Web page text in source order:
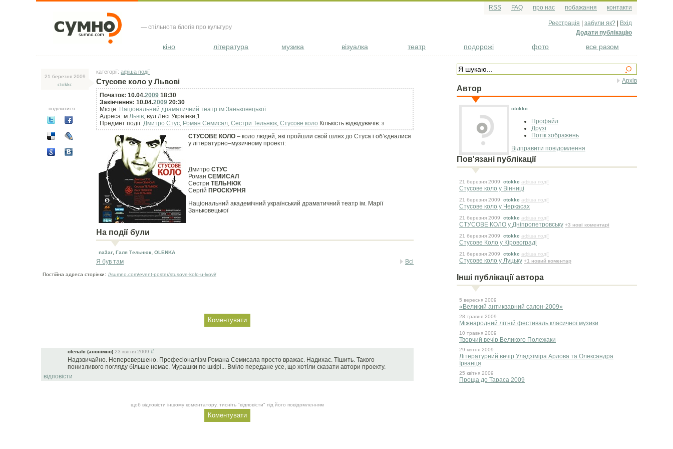
— спільнота блогів про культуру
RSS FAQ про нас побажання контакти
Реєстрація забули як?
Вхід
Додати публікацію
кіно література музика візуалка театр подорожі фото все разом
Архів
Автор
ctokkc
Профайл
Друзі
Потік зображень
Відправити повідомлення
Пов'язані публікації
21 березня 2009 ctokkc афіша події
Стусове коло у Вінниці
21 березня 2009 ctokkc афіша події
Стусове коло у Черкасах
21 березня 2009 ctokkc афіша події
СТУСОВЕ КОЛО у Дніпропетровську +3 нові коментарі
21 березня 2009
ctokkc афіша події
Стусове Коло у Кіровограді
21 березня 2009 ctokkc афіша події
Стусове коло у Луцьку +1 новий коментар
Інші публікації автора
5 вересня 2009
«Великий антикварний салон-2009»
28 травня 2009
Міжнародний літній фестиваль класичної музики
10 травня 2009
Творчий вечір Великого Полежаки
29 квiтня 2009
Літературний вечір Уладзіміра Арлова та Олександра
Ірванця
25 квiтня 2009
Проща до Тараса 2009
21 березня 2009
ctokkc
поділитися:
категорії: афіша події
Стусове коло у Львові
Початок: 10.04.2009 18:30
Закінчення: 10.04.2009 20:30
Місце: Національний драматичний театр ім.Заньковецької
Адреса: м.Львів, вул.Лесі Українки,1
Предмет події: Дмитро Стус, Роман Семисал, Сестри Тельнюк, Стусове коло Кількість відвідувачів: 3
СТУСОВЕ КОЛО – коло людей, які пройшли свой шлях до Стуса і об’єдналися
у літературно–музичному проекті:
Дмитро СТУС
Роман СЕМИСАЛ
Сестри ТЕЛЬНЮК
Сергій ПРОСКУРНЯ
Національний академічний український драматичний театр ім. Марії
Заньковецької
На події були
na3ar, Галя Тельнюк, OLENKA
Всі
Я був там
Постійна адреса сторінки: //sumno.com/event-poster/stusove-kolo-u-lvovi/
olenafc (анонімно) 23 квiтня 2009 #
Надзвичайно. Неперевершено. Професіоналізм Романа Семисала просто вражає. Надихає. Тішить. Такого
понизливого погляду більше немає. Мурашки по шкірі... Вміло передане усе, що хотіли сказати автори проекту.
відповісти
щоб відповісти іншому коментатору, тисніть "відповісти" під його повідомленням